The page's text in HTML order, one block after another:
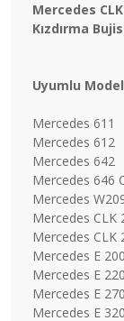
Mercedes
Kızdırma
Uyumlu
Mercedes 611
Mercedes 612
Mercedes 642
Mercedes 646
Mercedes
Mercedes CLK
Mercedes CLK
Mercedes E
Mercedes E
Mercedes E
Mercedes E